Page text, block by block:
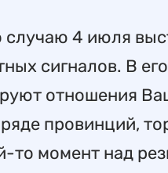
случаю 4 июля
сигналов. В
отношения
провинций,
то момент над